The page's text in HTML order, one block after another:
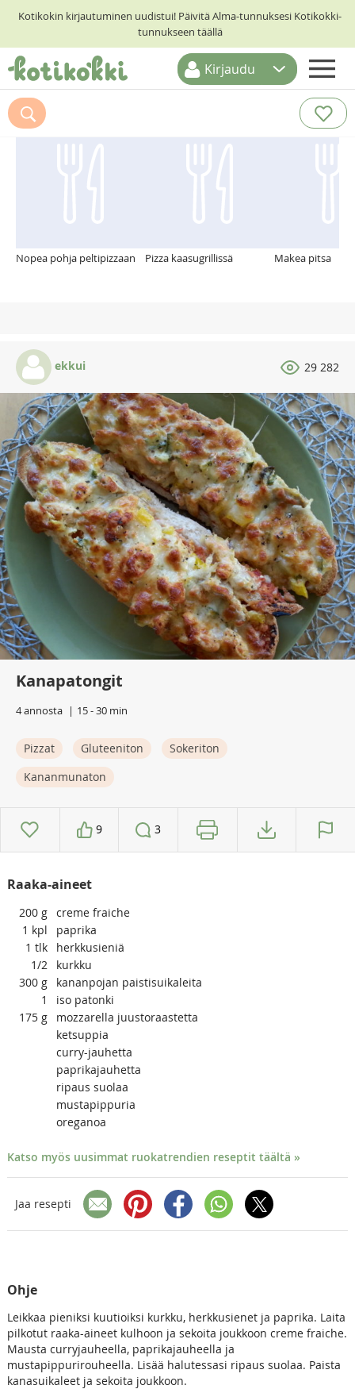
Kotikokin kirjautuminen uudistui! Päivitä Alma-tunnuksesi Kotikokki-
tunnukseen täällä
ETUSIVU
RESEPTIHAKU
Kirjaudu
Suosittelemme myös
Nopea pohja peltipizzaan Pizza kaasugrillissä Makea pitsa
ekkui 29 282
Kanapatongit
4 annosta 15 - 30 min
Pizzat Gluteeniton
Sokeriton
Kananmunaton
9 3
Raaka-aineet
200 g creme fraiche
1 kpl
paprika
1 tlk
herkkusieniä
1/2
kurkku
300 g
kananpojan paistisuikaleita
1
iso patonki
175 g
mozzarella juustoraastetta
ketsuppia
curry-jauhetta
paprikajauhetta
ripaus suolaa
mustapippuria
oreganoa
Katso myös uusimmat ruokatrendien reseptit täältä »
Jaa resepti
Ohje
Leikkaa pieniksi kuutioiksi kurkku, herkkusienet ja paprika. Laita
pilkotut raaka-aineet kulhoon ja sekoita joukkoon creme fraiche.
Mausta curryjauheella, paprikajauheella ja
mustapippurirouheella. Lisää halutessasi ripaus suolaa. Paista
kanasuikaleet ja sekoita joukkoon.